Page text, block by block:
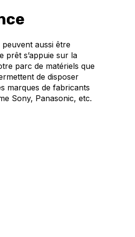
aussi être
prêt s’appuie sur la
parc de matériels que
de disposer
marques de fabricants
Sony, Panasonic, etc.